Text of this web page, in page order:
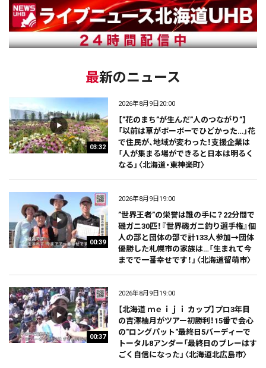
最新のニュース
03:32
2026年8月9日20:00
【”花のまち”が生んだ”人のつながり”】
「以前は草がボーボーでひどかった…」花
で住民が、地域が変わった！支援企業は
「人が集まる場ができると日本は明るく
なる」〈北海道・東神楽町〉
00:39
2026年8月9日19:00
”世界王者”の栄誉は誰の手に？22分間で
磯ガニ30匹！『世界磯ガニ釣り選手権』個
人の部と団体の部で計133人参加→団体
優勝した札幌市の家族は…「生まれて今
までで一番幸せです！」〈北海道留萌市〉
00:37
2026年8月9日19:00
【北海道 ｍｅｉｊｉ カップ】プロ3年目
の吉澤柚月がツアー初勝利！15番で会心
の"ロングパット"最終日5バーディーで
トータル8アンダー「最終日のプレーはす
ごく自信になった」〈北海道北広島市〉